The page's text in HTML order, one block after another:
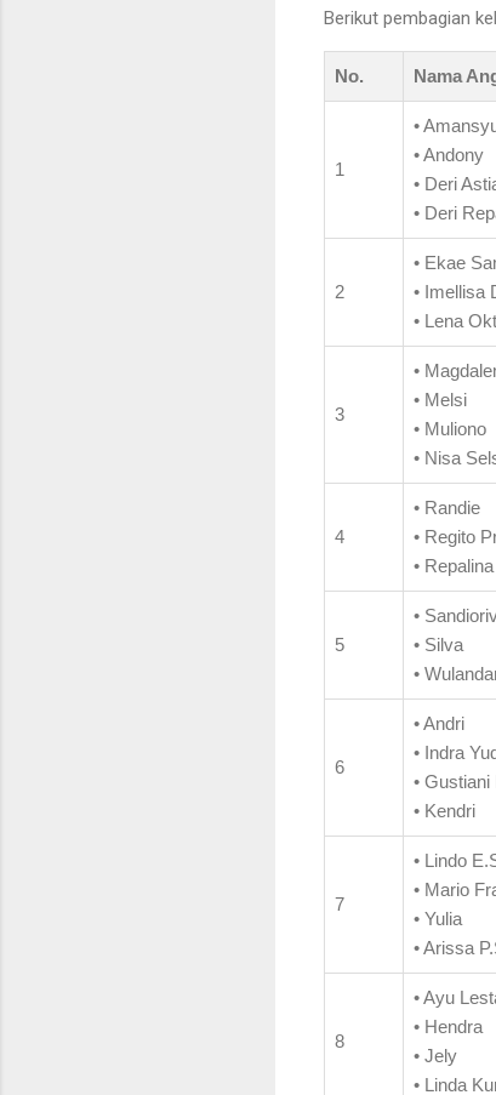
Berikut pembagian
No. Nama
1
•
• Andony
• Deri
• Deri
2
• Ekae
• Imellisa
• Lena
3
•
• Melsi
• Muliono
• Nisa
4
• Randie
• Regito
• Repalina
5
•
• Silva
•
6
• Andri
• Indra
•
• Kendri
7
• Lindo
• Mario
• Yulia
• Arissa
8
• Ayu
• Hendra
• Jely
• Linda